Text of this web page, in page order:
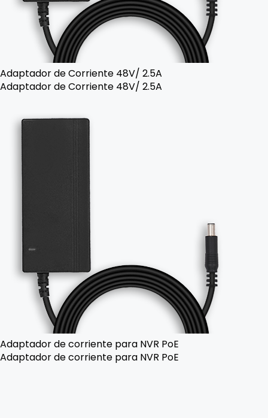
Adaptador de Corriente 48V/ 2.5A
Adaptador de Corriente 48V/ 2.5A
Adaptador de corriente para NVR PoE
Adaptador de corriente para NVR PoE